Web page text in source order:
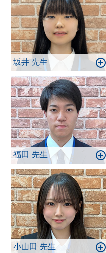
坂井 先生
福田 先生
小山田 先生